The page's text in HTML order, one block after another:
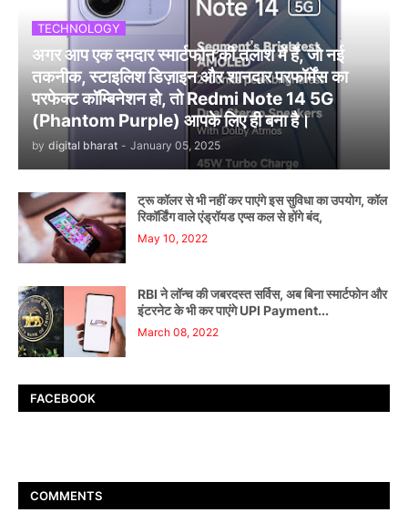
TECHNOLOGY
अगर आप एक दमदार स्मार्टफोन की तलाश में हैं, जो नई
तकनीक, स्टाइलिश डिज़ाइन और शानदार परफॉर्मेंस का
परफेक्ट कॉम्बिनेशन हो, तो Redmi Note 14 5G
(Phantom Purple) आपके लिए ही बना है।
by digital bharat - January 05, 2025
ट्रू कॉलर से भी नहीं कर पाएंगे इस सुविधा का उपयोग, कॉल
रिकॉर्डिंग वाले एंड्रॉयड एप्स कल से होंगे बंद,
May 10, 2022
RBI ने लॉन्च की जबरदस्त सर्विस, अब बिना स्मार्टफोन और
इंटरनेट के भी कर पाएंगे UPI Payment...
March 08, 2022
FACEBOOK
COMMENTS